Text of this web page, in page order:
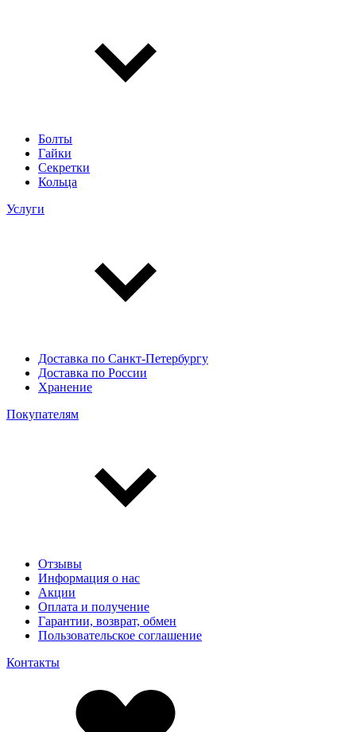
Болты
Гайки
Секретки
Кольца
Услуги
Доставка по Санкт-Петербургу
Доставка по России
Хранение
Покупателям
Отзывы
Информация о нас
Акции
Оплата и получение
Гарантии, возврат, обмен
Пользовательское соглашение
Контакты